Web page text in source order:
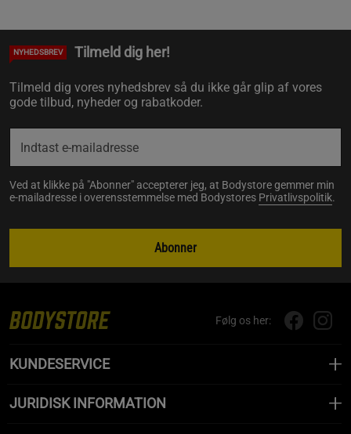
NYHEDSBREV Tilmeld dig her!
Tilmeld dig vores nyhedsbrev så du ikke går glip af vores
gode tilbud, nyheder og rabatkoder.
Ved at klikke på "Abonner" accepterer jeg, at Bodystore gemmer min
e-mailadresse i overensstemmelse med Bodystores Privatlivspolitik.
Abonner
Følg os her:
KUNDESERVICE
JURIDISK INFORMATION